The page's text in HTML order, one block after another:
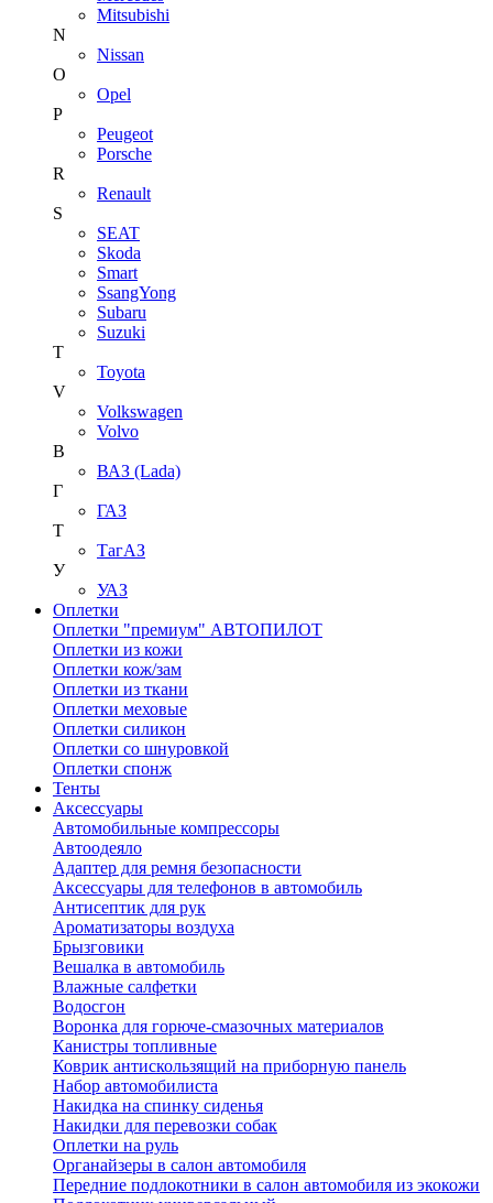
Mitsubishi
N
Nissan
O
Opel
P
Peugeot
Porsche
R
Renault
S
SEAT
Skoda
Smart
SsangYong
Subaru
Suzuki
T
Toyota
V
Volkswagen
Volvo
В
ВАЗ (Lada)
Г
ГАЗ
Т
ТагАЗ
У
УАЗ
Оплетки
Оплетки "премиум" АВТОПИЛОТ
Оплетки из кожи
Оплетки кож/зам
Оплетки из ткани
Оплетки меховые
Оплетки силикон
Оплетки со шнуровкой
Оплетки спонж
Тенты
Аксессуары
Автомобильные компрессоры
Автоодеяло
Адаптер для ремня безопасности
Аксессуары для телефонов в автомобиль
Антисептик для рук
Ароматизаторы воздуха
Брызговики
Вешалка в автомобиль
Влажные салфетки
Водосгон
Воронка для горюче-смазочных материалов
Канистры топливные
Коврик антискользящий на приборную панель
Набор автомобилиста
Накидка на спинку сиденья
Накидки для перевозки собак
Оплетки на руль
Органайзеры в салон автомобиля
Передние подлокотники в салон автомобиля из экокожи